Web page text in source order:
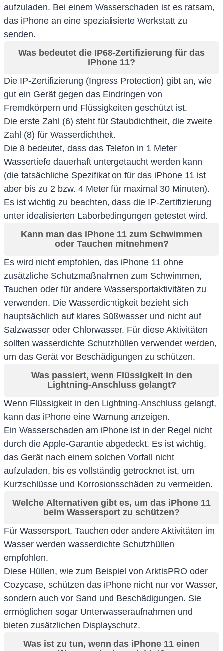
aufzuladen. Bei einem Wasserschaden ist es ratsam,
das iPhone an eine spezialisierte Werkstatt zu
senden.
Was bedeutet die IP68-Zertifizierung für das
iPhone 11?
Die IP-Zertifizierung (Ingress Protection) gibt an, wie
gut ein Gerät gegen das Eindringen von
Fremdkörpern und Flüssigkeiten geschützt ist.
Die erste Zahl (6) steht für Staubdichtheit, die zweite
Zahl (8) für Wasserdichtheit.
Die 8 bedeutet, dass das Telefon in 1 Meter
Wassertiefe dauerhaft untergetaucht werden kann
(die tatsächliche Spezifikation für das iPhone 11 ist
aber bis zu 2 bzw. 4 Meter für maximal 30 Minuten).
Es ist wichtig zu beachten, dass die IP-Zertifizierung
unter idealisierten Laborbedingungen getestet wird.
Kann man das iPhone 11 zum Schwimmen
oder Tauchen mitnehmen?
Es wird nicht empfohlen, das iPhone 11 ohne
zusätzliche Schutzmaßnahmen zum Schwimmen,
Tauchen oder für andere Wassersportaktivitäten zu
verwenden. Die Wasserdichtigkeit bezieht sich
hauptsächlich auf klares Süßwasser und nicht auf
Salzwasser oder Chlorwasser. Für diese Aktivitäten
sollten wasserdichte Schutzhüllen verwendet werden,
um das Gerät vor Beschädigungen zu schützen.
Was passiert, wenn Flüssigkeit in den
Lightning-Anschluss gelangt?
Wenn Flüssigkeit in den Lightning-Anschluss gelangt,
kann das iPhone eine Warnung anzeigen.
Ein Wasserschaden am iPhone ist in der Regel nicht
durch die Apple-Garantie abgedeckt. Es ist wichtig,
das Gerät nach einem solchen Vorfall nicht
aufzuladen, bis es vollständig getrocknet ist, um
Kurzschlüsse und Korrosionsschäden zu vermeiden.
Welche Alternativen gibt es, um das iPhone 11
beim Wassersport zu schützen?
Für Wassersport, Tauchen oder andere Aktivitäten im
Wasser werden wasserdichte Schutzhüllen
empfohlen.
Diese Hüllen, wie zum Beispiel von ArktisPRO oder
Cozycase, schützen das iPhone nicht nur vor Wasser,
sondern auch vor Sand und Beschädigungen. Sie
ermöglichen sogar Unterwasseraufnahmen und
bieten zusätzlichen Displayschutz.
Was ist zu tun, wenn das iPhone 11 einen